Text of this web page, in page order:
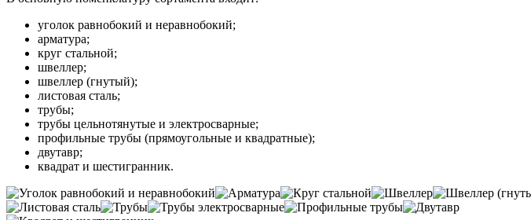
уголок равнобокий и неравнобокий;
арматура;
круг стальной;
швеллер;
швеллер (гнутый);
листовая сталь;
трубы;
трубы цельнотянутые и электросварные;
профильные трубы (прямоугольные и квадратные);
двутавр;
квадрат и шестигранник.